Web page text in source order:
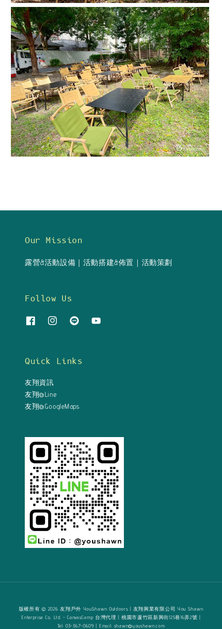
Our Mission
露營&活動設備｜活動搭建&佈置｜活動策劃
Follow Us
Quick Links
友翔資訊
友翔@Line
友翔@GoogleMaps
版權所有 © 2026 友翔戶外 YouShawn Outdoors | 友翔興業有限公司 You Shawn
Enterprise Co., Ltd. - CanvasCamp 台灣代理 | 桃園市蘆竹區新興街125巷16弄2號 |
Tel: 03-367-0609 | Email: shawn@youshawn.com